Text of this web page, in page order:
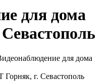
для дома
для дома
г. Севастополь